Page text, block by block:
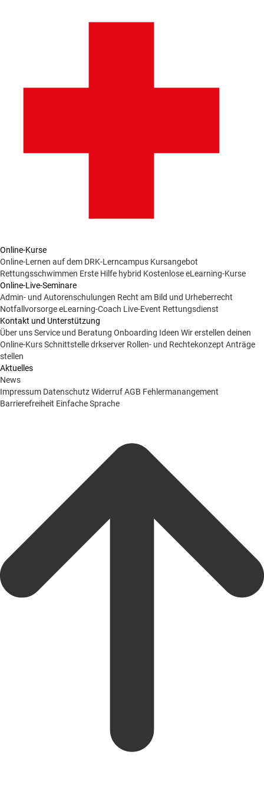
Online-Kurse
Online-Lernen auf dem DRK-Lerncampus Kursangebot
Rettungsschwimmen Erste Hilfe hybrid Kostenlose eLearning-Kurse
Online-Live-Seminare
Admin- und Autorenschulungen Recht am Bild und Urheberrecht
NotfallvorsorgeeLearning-Coach Live-Event Rettungsdienst
Kontakt und Unterstützung
Über unsService und Beratung Onboarding Ideen Wir erstellen deinen
Online-KursSchnittstelle drkserver Rollen- und Rechtekonzept Anträge
stellen
Aktuelles
News
Impressum DatenschutzWiderrufAGB Fehlermanangement
Barrierefreiheit Einfache Sprache